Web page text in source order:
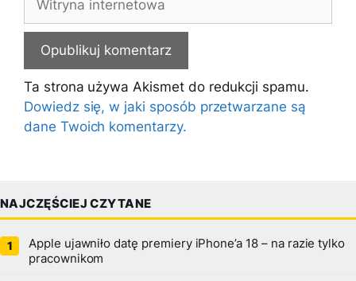
internetowa
Ta strona używa Akismet do redukcji spamu.
Dowiedz się, w jaki sposób przetwarzane są
dane Twoich komentarzy.
NAJCZĘŚCIEJ CZYTANE
Apple ujawniło datę premiery iPhone’a 18 – na razie tylko
pracownikom